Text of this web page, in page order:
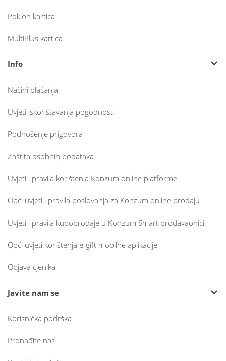
Poklon kartica
MultiPlus kartica
Info
Načini plaćanja
Uvjeti iskorištavanja pogodnosti
Podnošenje prigovora
Zaštita osobnih podataka
Uvjeti i pravila korištenja Konzum online platforme
Opći uvjeti i pravila poslovanja za Konzum online prodaju
Uvjeti i pravila kupoprodaje u Konzum Smart prodavaonici
Opći uvjeti korištenja e-gift mobilne aplikacije
Objava cjenika
Javite nam se
Korisnička podrška
Pronađite nas